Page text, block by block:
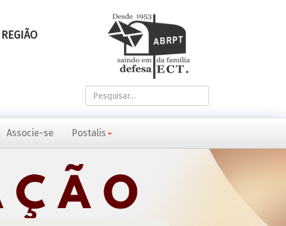
Pesquisar...
Associe-se Postalis